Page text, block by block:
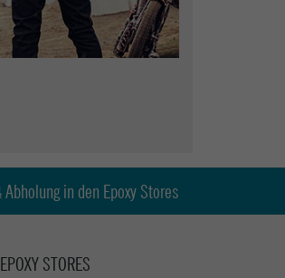
Abholung in den Epoxy Stores
EPOXY STORES